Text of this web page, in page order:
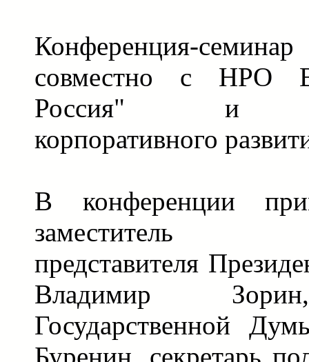
Конференция-
совместно с НРО
Россия" и
корпоративного
В конференции
заместитель
представителя
Владимир
Государственной